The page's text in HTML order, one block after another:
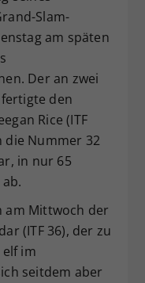
Slam-
am späten
Der an zwei
den
Rice (ITF
die Nummer 32
in nur 65
am Mittwoch der
(ITF 36), der zu
im
seitdem aber
Ihre Consent-
anderem eine
für die
Ihrer
falls der
dies eingestellt